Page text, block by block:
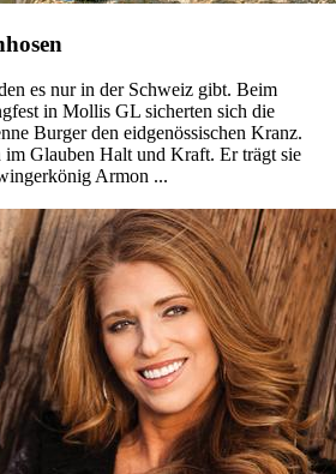
es nur in der Schweiz gibt. Beim
in Mollis GL sicherten sich die
Burger den eidgenössischen Kranz.
Glauben Halt und Kraft. Er trägt sie
Armon ...